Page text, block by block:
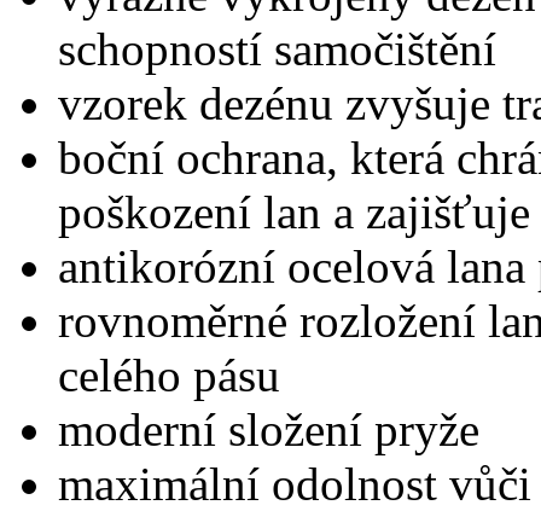
schopností samočištění
vzorek dezénu zvyšuje
boční ochrana, která
poškození lan a zajišťuje
antikorózní ocelová
rovnoměrné rozložení
celého pásu
moderní složení pryže
maximální odolnost